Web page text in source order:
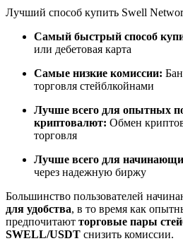
Станьте копи-трейдером
Наслаждайтесь
за копи-трейдинг
Анализ больших данных,
и т. д.
Лучший способ купить Swell
Самый быстрый способ
или дебетовая карта
Самые низкие комиссии:
торговля стейблкойнами
Лучше всего для опытных
криптовалют: Обмен
торговля
Лучше всего для
через надежную биржу
Большинство пользователей
для удобства, в то время как
предпочитают торговые пары
SWELL/USDT снизить комиссии.